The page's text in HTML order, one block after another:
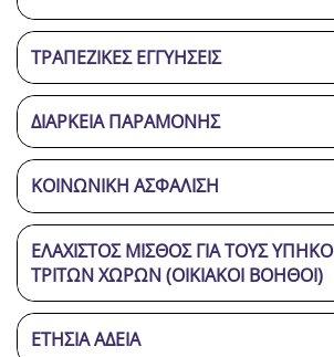
ΤΡΑΠΕΖΙΚΈΣ ΕΓΓΥΉΣΕΙΣ
ΔΙΆΡΚΕΙΑ ΠΑΡΑΜΟΝΉΣ
ΚΟΙΝΩΝΙΚΉ ΑΣΦΆΛΙΣΗ
ΕΛΆΧΙΣΤΟΣ ΜΙΣΘΌΣ ΓΙΑ ΤΟΥΣ
ΤΡΊΤΩΝ ΧΩΡΏΝ (ΟΙΚΙΑΚΟΊ ΒΟΗΘΟΊ)
ΕΤΉΣΙΑ ΆΔΕΙΑ